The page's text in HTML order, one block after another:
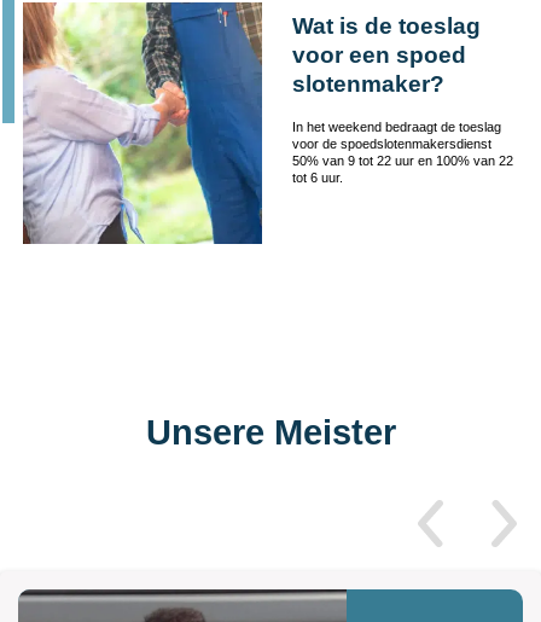
Wat is de toeslag
voor een spoed
slotenmaker?
In het weekend bedraagt de toeslag
voor de spoedslotenmakersdienst
50% van 9 tot 22 uur en 100% van 22
tot 6 uur.
Unsere Meister